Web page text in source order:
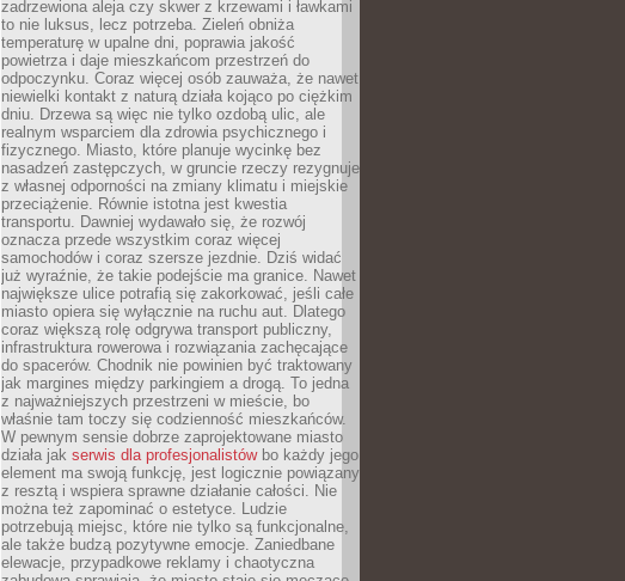
zadrzewiona aleja czy skwer z krzewami i ławkami
to nie luksus, lecz potrzeba. Zieleń obniża
temperaturę w upalne dni, poprawia jakość
powietrza i daje mieszkańcom przestrzeń do
odpoczynku. Coraz więcej osób zauważa, że nawet
niewielki kontakt z naturą działa kojąco po ciężkim
dniu. Drzewa są więc nie tylko ozdobą ulic, ale
realnym wsparciem dla zdrowia psychicznego i
fizycznego. Miasto, które planuje wycinkę bez
nasadzeń zastępczych, w gruncie rzeczy rezygnuje
z własnej odporności na zmiany klimatu i miejskie
przeciążenie. Równie istotna jest kwestia
transportu. Dawniej wydawało się, że rozwój
oznacza przede wszystkim coraz więcej
samochodów i coraz szersze jezdnie. Dziś widać
już wyraźnie, że takie podejście ma granice. Nawet
największe ulice potrafią się zakorkować, jeśli całe
miasto opiera się wyłącznie na ruchu aut. Dlatego
coraz większą rolę odgrywa transport publiczny,
infrastruktura rowerowa i rozwiązania zachęcające
do spacerów. Chodnik nie powinien być traktowany
jak margines między parkingiem a drogą. To jedna
z najważniejszych przestrzeni w mieście, bo
właśnie tam toczy się codzienność mieszkańców.
W pewnym sensie dobrze zaprojektowane miasto
działa jak serwis dla profesjonalistówbo każdy jego
element ma swoją funkcję, jest logicznie powiązany
z resztą i wspiera sprawne działanie całości. Nie
można też zapominać o estetyce. Ludzie
potrzebują miejsc, które nie tylko są funkcjonalne,
ale także budzą pozytywne emocje. Zaniedbane
elewacje, przypadkowe reklamy i chaotyczna